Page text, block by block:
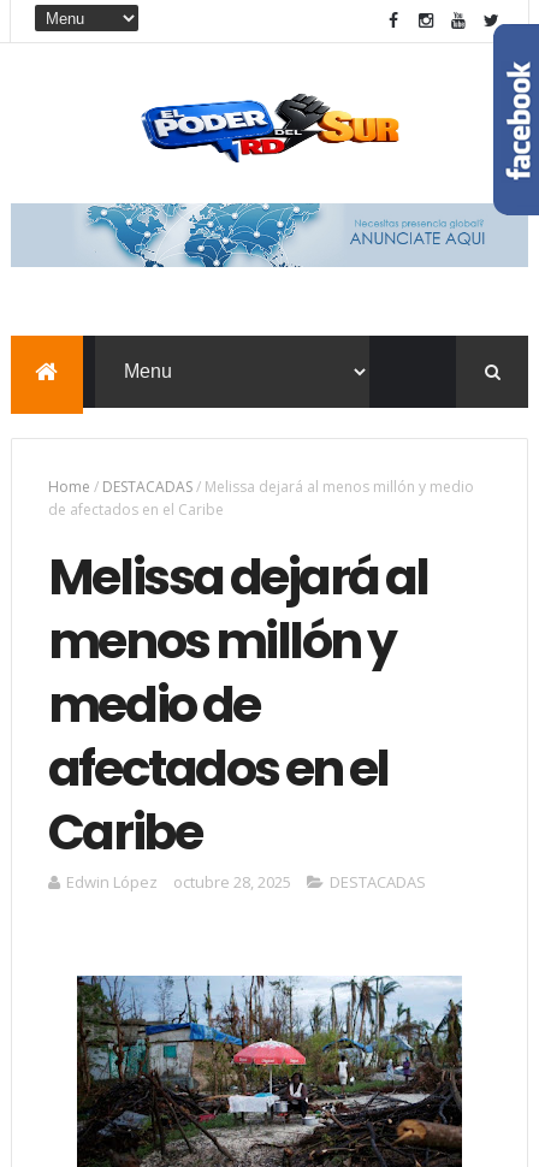
Home / DESTACADAS/ Melissa dejará al menos millón y medio
de afectados en el Caribe
Melissa dejará al
menos millón y
medio de
afectados en el
Caribe
Edwin López octubre 28, 2025 DESTACADAS